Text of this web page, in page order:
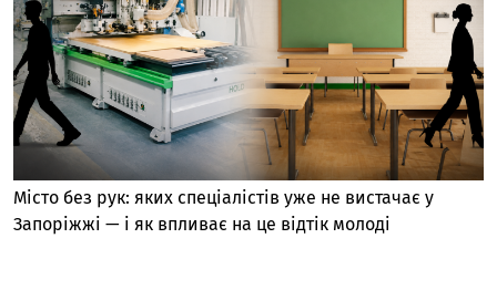
Місто без рук: яких спеціалістів уже не вистачає у
Запоріжжі — і як впливає на це відтік молоді